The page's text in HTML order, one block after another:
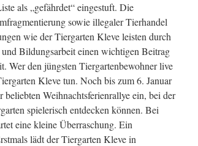
als „gefährdet“ eingestuft. Die
sowie illegaler Tierhandel
wie der Tiergarten Kleve leisten durch
Bildungsarbeit einen wichtigen Beitrag
Wer den jüngsten Tiergartenbewohner live
Kleve tun. Noch bis zum 6. Januar
Weihnachtsferienrallye ein, bei der
spielerisch entdecken können. Bei
eine kleine Überraschung. Ein
lädt der Tiergarten Kleve in